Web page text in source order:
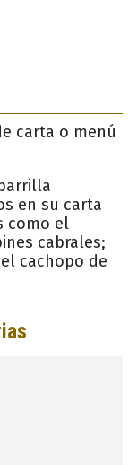
carta o menú
en su carta
como el
cabrales;
cachopo de